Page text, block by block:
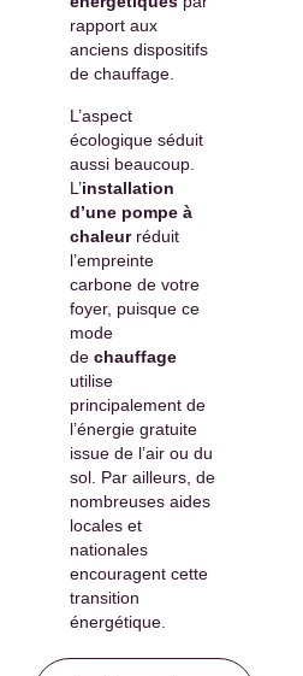
rapport aux
anciens dispositifs
de chauffage.
L’aspect
écologique séduit
aussi beaucoup.
L’installation
d’une pompe à
chaleurréduit
l’empreinte
carbone de votre
foyer, puisque ce
mode
de chauffage
utilise
principalement de
l’énergie gratuite
issue de l’air ou du
sol. Par ailleurs, de
nombreuses aides
locales et
nationales
encouragent cette
transition
énergétique.